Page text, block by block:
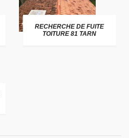
RECHERCHE DE FUITE
TOITURE 81 TARN